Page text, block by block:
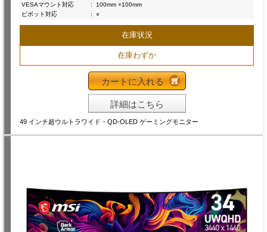
VESAマウント対応 :
100mm ×100mm
ピボット対応
: ○
在庫状況
在庫わずか
カートに入れる
詳細はこちら
49 インチ超ウルトラワイド・QD-OLED ゲーミングモニター